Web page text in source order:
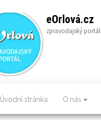
eOrlová.cz
zpravodajský portál
Úvodní stránka O nás